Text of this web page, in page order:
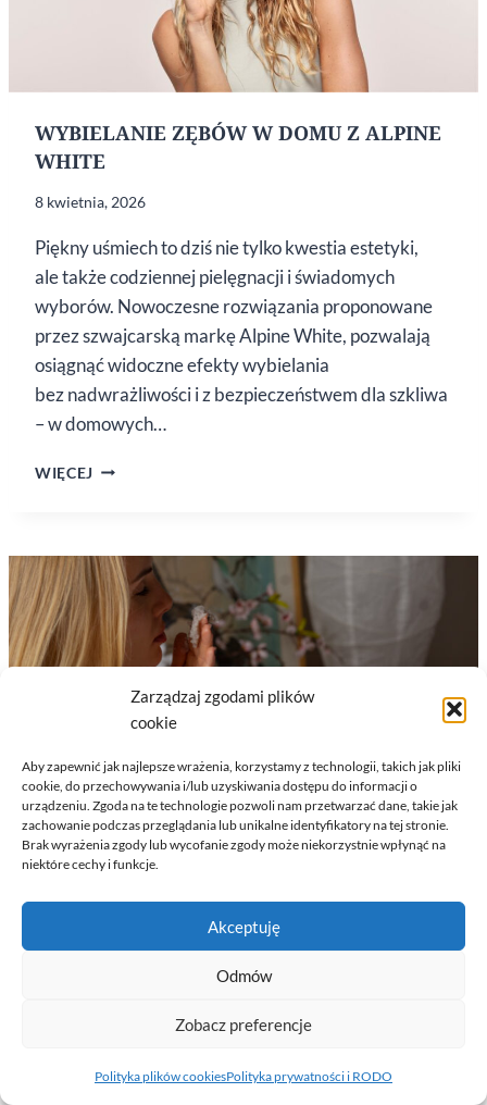
Zarządzaj zgodami plików
cookie
Aby zapewnić jak najlepsze wrażenia, korzystamy z technologii, takich jak pliki
cookie, do przechowywania i/lub uzyskiwania dostępu do informacji o
urządzeniu. Zgoda na te technologie pozwoli nam przetwarzać dane, takie jak
zachowanie podczas przeglądania lub unikalne identyfikatory na tej stronie.
Brak wyrażenia zgody lub wycofanie zgody może niekorzystnie wpłynąć na
niektóre cechy i funkcje.
Akceptuję
Odmów
Zobacz preferencje
Polityka plików cookiesPolityka prywatności i RODO
WYBIELANIE ZĘBÓW W DOMU Z ALPINE
WHITE
8 kwietnia, 2026
Piękny uśmiech to dziś nie tylko kwestia estetyki,
ale także codziennej pielęgnacji i świadomych
wyborów. Nowoczesne rozwiązania proponowane
przez szwajcarską markę Alpine White, pozwalają
osiągnąć widoczne efekty wybielania
bez nadwrażliwości i z bezpieczeństwem dla szkliwa
– w domowych…
WIĘCEJ WYBIELANIE
WHITE
DLACZEGO WIŚNIE TO KLUCZ
DO WIOSENNEJ ODNOWY?
Wiśnie kojarzą nam się z pełnią lata, ale ich
wiosennej odnowy. Pozytywnie wpływają